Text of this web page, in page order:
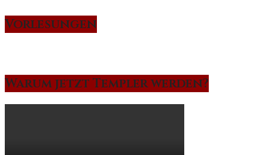
Vorlesungen
Warum jetzt Templer werden?